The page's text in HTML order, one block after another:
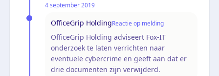
4 september 2019
OfficeGrip HoldingReactie op melding
OfficeGrip Holding adviseert Fox-IT
onderzoek te laten verrichten naar
eventuele cybercrime en geeft aan dat er
drie documenten zijn verwijderd.